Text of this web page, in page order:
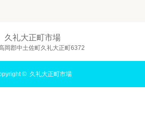
久礼大正町市場
岡郡中土佐町久礼大正町6372
© 久礼大正町市場